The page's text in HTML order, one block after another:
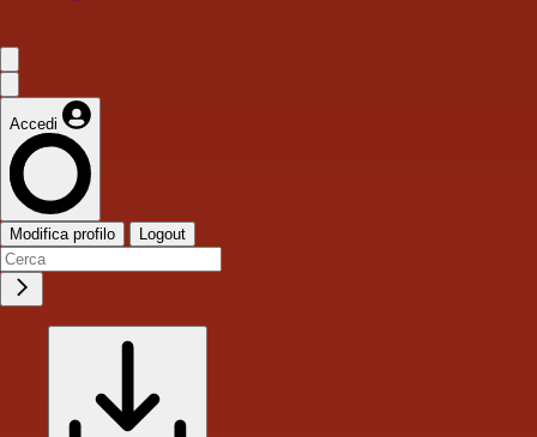
Accedi
Modifica profilo Logout